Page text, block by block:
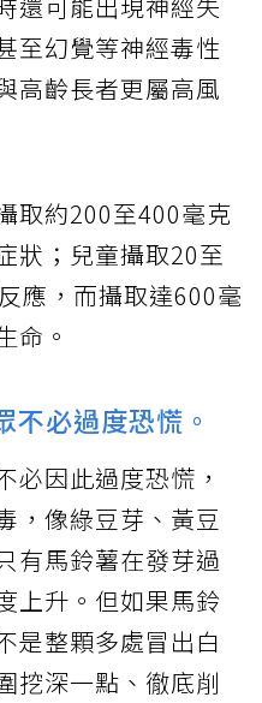
至幻覺等神經毒性
高齡長者更屬高風
取約200至400毫克
狀；兒童攝取20至
應，而攝取達600毫
命。
不必過度恐慌。
必因此過度恐慌，
，像綠豆芽、黃豆
有馬鈴薯在發芽過
上升。但如果馬鈴
是整顆多處冒出白
挖深一點、徹底削